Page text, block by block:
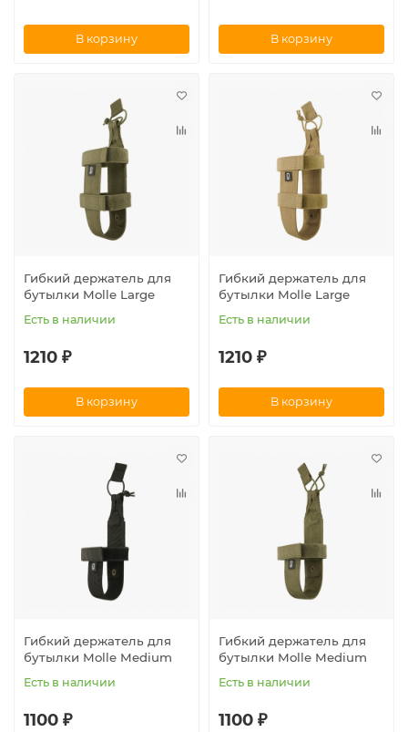
В корзину В корзину
Гибкий держатель для
бутылки Molle Large
Есть в наличии
1210 ₽
В корзину
Гибкий держатель для
бутылки Molle Large
Есть в наличии
1210 ₽
В корзину
Гибкий держатель для
бутылки Molle Medium
Есть в наличии
1100 ₽
Гибкий держатель для
бутылки Molle Medium
Есть в наличии
1100 ₽